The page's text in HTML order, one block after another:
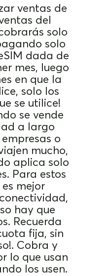
ventas de
del
solo
solo
dada de
mes, luego
en que la
solo los
se utilice!
se vende
a largo
o
mucho,
aplica solo
Para estos
mejor
hay que
Recuerda
fija, sin
Cobra y
lo que usan
los usen.